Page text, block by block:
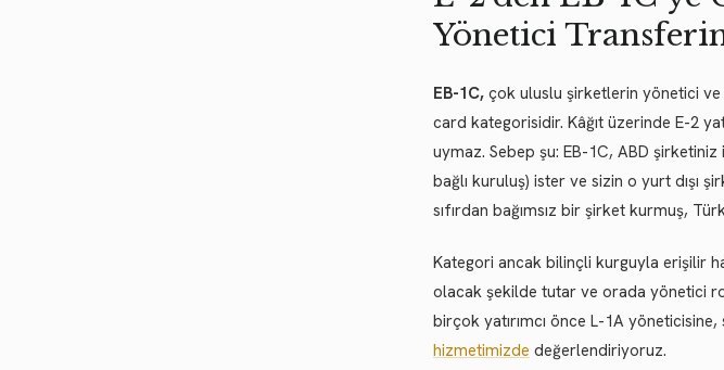
Yönetici
EB-1C, çok uluslu şirketlerin yönetici ve
card kategorisidir. Kâğıt üzerinde E-2
uymaz. Sebep şu: EB-1C, ABD
bağlı kuruluş) ister ve sizin o yurt dışı
sıfırdan bağımsız bir şirket kurmuş,
Kategori ancak bilinçli kurguyla erişilir
olacak şekilde tutar ve orada yönetici
birçok yatırımcı önce L-1A yöneticisine,
hizmetimizde değerlendiriyoruz.